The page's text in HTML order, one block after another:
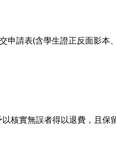
請表(含學生證正反面影本
核實無誤者得以退費，且保